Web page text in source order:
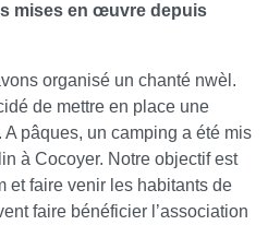
mises en œuvre depuis
organisé un chanté nwèl.
de mettre en place une
pâques, un camping a été mis
à Cocoyer. Notre objectif est
et faire venir les habitants de
faire bénéficier l’association